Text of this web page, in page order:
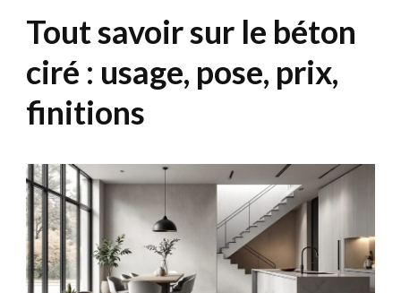
Tout savoir sur le béton
ciré : usage, pose, prix,
finitions